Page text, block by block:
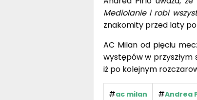
Mediolanie i robi
znakomity przed laty
AC Milan od pięciu
występów w przyszłym
iż po kolejnym
#ac milan #Andrea